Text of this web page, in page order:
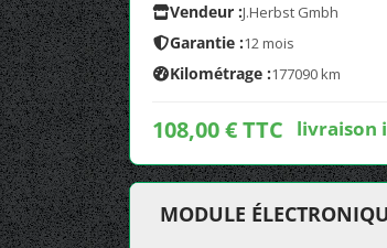
Vendeur :J.Herbst Gmbh
Garantie :12 mois
Kilométrage :177090 km
108,00 € TTC livraison
MODULE